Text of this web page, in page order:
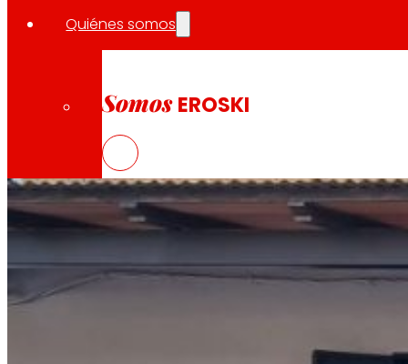
Quiénes somos
Somos EROSKI
Así somos
Todo nuestro ADN: un viaje por la misión, la
27.04.2023
EROSKI inaugura un nuevo